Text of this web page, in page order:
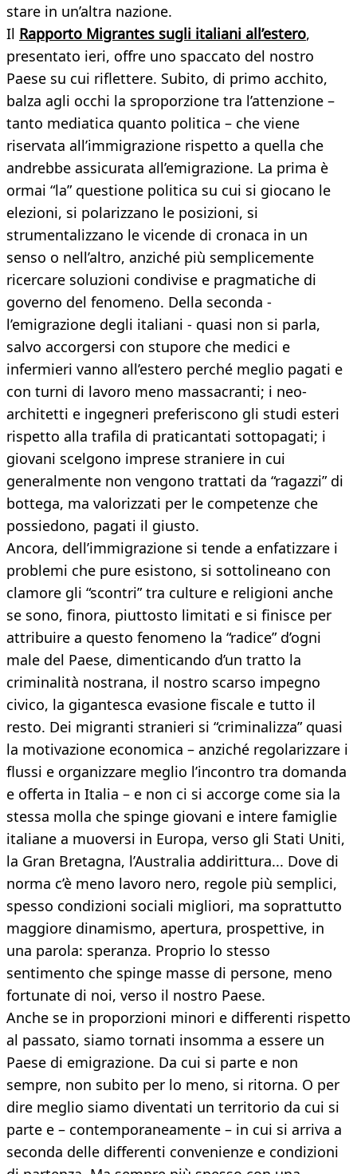
stare in un’altra nazione.
Il Rapporto Migrantes sugli italiani all’estero,
presentato ieri, offre uno spaccato del nostro
Paese su cui riflettere. Subito, di primo acchito,
balza agli occhi la sproporzione tra l’attenzione –
tanto mediatica quanto politica – che viene
riservata all’immigrazione rispetto a quella che
andrebbe assicurata all’emigrazione. La prima è
ormai “la” questione politica su cui si giocano le
elezioni, si polarizzano le posizioni, si
strumentalizzano le vicende di cronaca in un
senso o nell’altro, anziché più semplicemente
ricercare soluzioni condivise e pragmatiche di
governo del fenomeno. Della seconda -
l’emigrazione degli italiani - quasi non si parla,
salvo accorgersi con stupore che medici e
infermieri vanno all’estero perché meglio pagati e
con turni di lavoro meno massacranti; i neo-
architetti e ingegneri preferiscono gli studi esteri
rispetto alla trafila di praticantati sottopagati; i
giovani scelgono imprese straniere in cui
generalmente non vengono trattati da “ragazzi” di
bottega, ma valorizzati per le competenze che
possiedono, pagati il giusto.
Ancora, dell’immigrazione si tende a enfatizzare i
problemi che pure esistono, si sottolineano con
clamore gli “scontri” tra culture e religioni anche
se sono, finora, piuttosto limitati e si finisce per
attribuire a questo fenomeno la “radice” d’ogni
male del Paese, dimenticando d’un tratto la
criminalità nostrana, il nostro scarso impegno
civico, la gigantesca evasione fiscale e tutto il
resto. Dei migranti stranieri si “criminalizza” quasi
la motivazione economica – anziché regolarizzare i
flussi e organizzare meglio l’incontro tra domanda
e offerta in Italia – e non ci si accorge come sia la
stessa molla che spinge giovani e intere famiglie
italiane a muoversi in Europa, verso gli Stati Uniti,
la Gran Bretagna, l’Australia addirittura... Dove di
norma c’è meno lavoro nero, regole più semplici,
spesso condizioni sociali migliori, ma soprattutto
maggiore dinamismo, apertura, prospettive, in
una parola: speranza. Proprio lo stesso
sentimento che spinge masse di persone, meno
fortunate di noi, verso il nostro Paese.
Anche se in proporzioni minori e differenti rispetto
al passato, siamo tornati insomma a essere un
Paese di emigrazione. Da cui si parte e non
sempre, non subito per lo meno, si ritorna. O per
dire meglio siamo diventati un territorio da cui si
parte e – contemporaneamente – in cui si arriva a
seconda delle differenti convenienze e condizioni